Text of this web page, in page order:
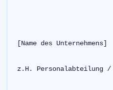
[Name des Unternehmens]
z.H. Personalabteilung /